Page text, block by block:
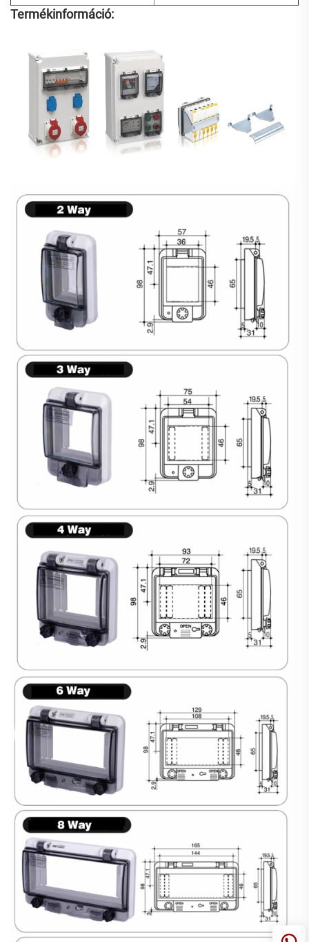
Termékinformáció: